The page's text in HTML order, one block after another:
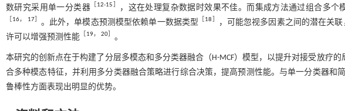
数研究采用单一分类器［12-15］ ，这在处理复杂数据时效果不佳。而集成方法通过组合多
［16， 17］ 。此外，单模态预测模型依赖单一数据类型 ［18］
，可能忽视多因素之间的潜在关
许可以增强预测性能 ［19， 20］ 。
本研究的创新点在于构建了分层多模态和多分类器融合（H-MCF）模型，以提升对接受放疗
合多种模态特征，并利用多分类器融合策略进行综合决策，提高预测性能。与单一分类器和
鲁棒性方面表现出明显的优势。